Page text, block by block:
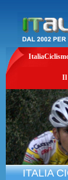
Il
ITALIA